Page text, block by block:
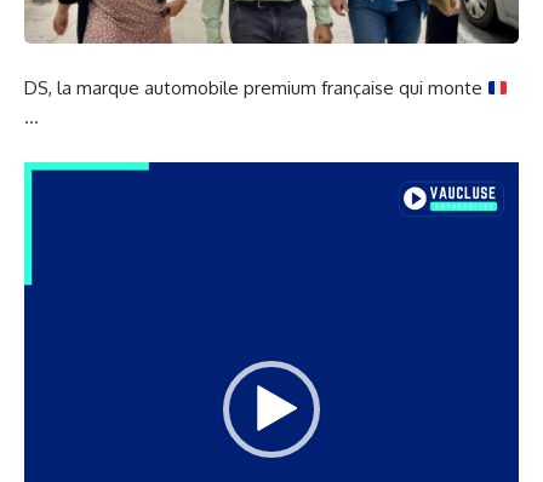
DS, la marque automobile premium française qui monte
…
Lecteur